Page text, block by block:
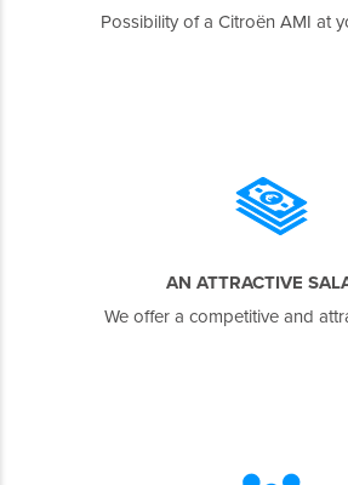
Possibility of a Citroën AMI at
AN ATTRACTIVE
We offer a competitive and